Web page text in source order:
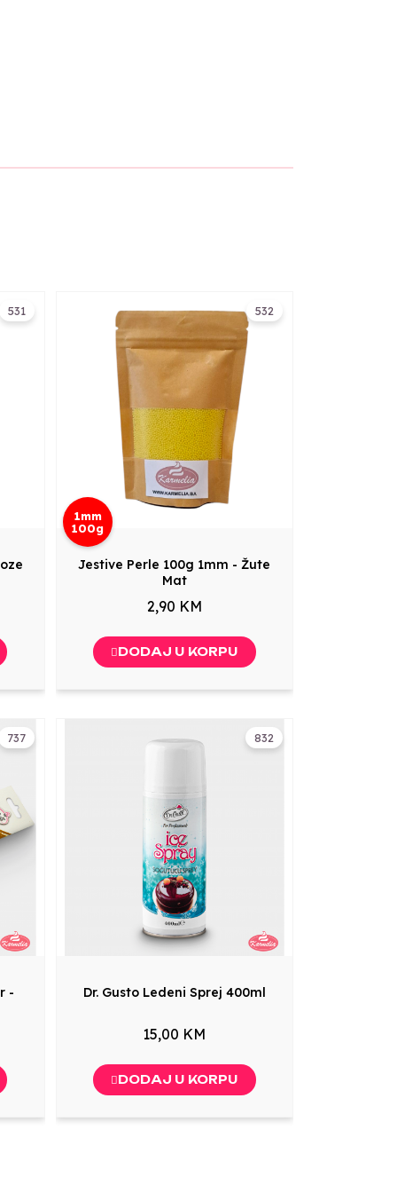
531 532
1mm
100g
Jestive Perle 100g 1mm - Žute
Mat
2,90 KM
DODAJ U KORPU
737
-
832
Dr. Gusto Ledeni Sprej 400ml
15,00 KM
DODAJ U KORPU